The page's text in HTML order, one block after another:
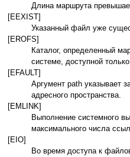
Длина маршрута
[EEXIST]
Указанный файл уже
[EROFS]
Каталог, определенный
системе, доступной
[EFAULT]
Аргумент path указывает
адресного пространства.
[EMLINK]
Выполнение системного
максимального числа
[EIO]
Во время доступа к